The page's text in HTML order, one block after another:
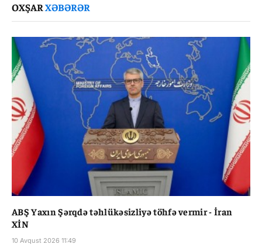
OXŞARXƏBƏRƏR
ABŞ Yaxın Şərqdə təhlükəsizliyə töhfə vermir - İran
XİN
10 Avqust 2026 11:49